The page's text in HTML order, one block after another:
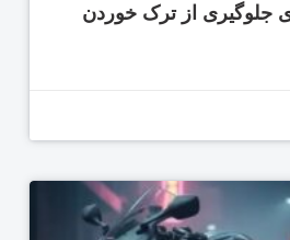
جلوگیری از ترک خوردن